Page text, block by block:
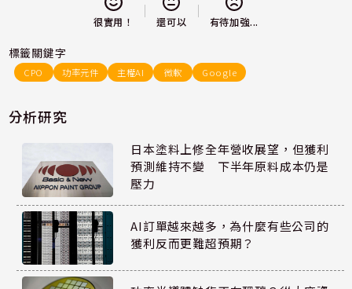
很實用！ 還可以 有待加強...
標籤關鍵字
CPO 功率元件 主權AI 微軟 Google
分析研究
日本塗料上修全年營收展望，但獲利
預測維持不變 下半年原料成本仍是
壓力
AI訂單越來越多，為什麼有些公司的
獲利反而更難超預期？